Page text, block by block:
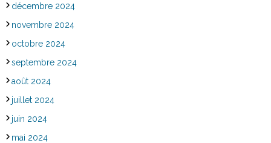
décembre 2024
novembre 2024
octobre 2024
septembre 2024
août 2024
juillet 2024
juin 2024
mai 2024